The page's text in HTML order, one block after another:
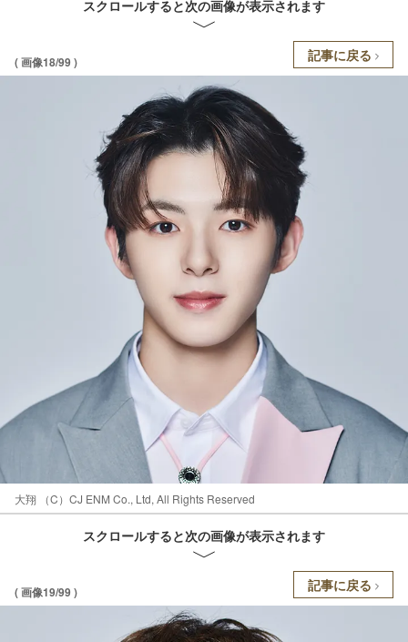
スクロールすると次の画像が表示されます
( 画像18/99 ) 記事に戻る
大翔 （C）CJ ENM Co., Ltd, All Rights Reserved
スクロールすると次の画像が表示されます
( 画像19/99 ) 記事に戻る